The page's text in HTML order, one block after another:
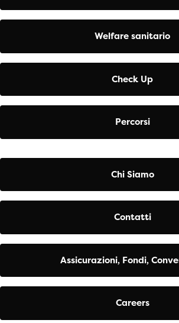
Welfare sanitario
Check Up
Percorsi
Chi Siamo
Contatti
Assicurazioni, Fondi,
Careers